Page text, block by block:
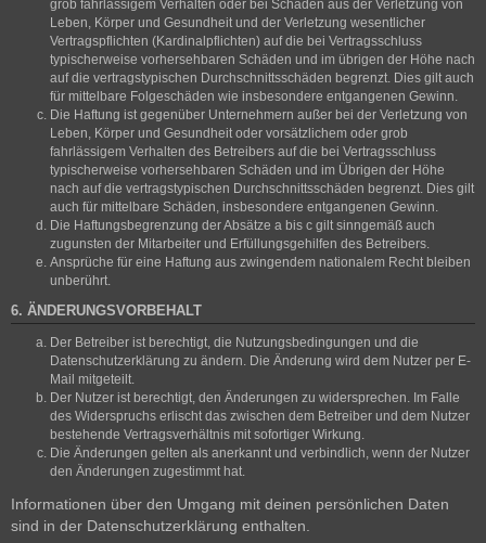
grob fahrlässigem Verhalten oder bei Schäden aus der Verletzung von
Leben, Körper und Gesundheit und der Verletzung wesentlicher
Vertragspflichten (Kardinalpflichten) auf die bei Vertragsschluss
typischerweise vorhersehbaren Schäden und im übrigen der Höhe nach
auf die vertragstypischen Durchschnittsschäden begrenzt. Dies gilt auch
für mittelbare Folgeschäden wie insbesondere entgangenen Gewinn.
Die Haftung ist gegenüber Unternehmern außer bei der Verletzung von
Leben, Körper und Gesundheit oder vorsätzlichem oder grob
fahrlässigem Verhalten des Betreibers auf die bei Vertragsschluss
typischerweise vorhersehbaren Schäden und im Übrigen der Höhe
nach auf die vertragstypischen Durchschnittsschäden begrenzt. Dies gilt
auch für mittelbare Schäden, insbesondere entgangenen Gewinn.
Die Haftungsbegrenzung der Absätze a bis c gilt sinngemäß auch
zugunsten der Mitarbeiter und Erfüllungsgehilfen des Betreibers.
Ansprüche für eine Haftung aus zwingendem nationalem Recht bleiben
unberührt.
6. ÄNDERUNGSVORBEHALT
Der Betreiber ist berechtigt, die Nutzungsbedingungen und die
Datenschutzerklärung zu ändern. Die Änderung wird dem Nutzer per E-
Mail mitgeteilt.
Der Nutzer ist berechtigt, den Änderungen zu widersprechen. Im Falle
des Widerspruchs erlischt das zwischen dem Betreiber und dem Nutzer
bestehende Vertragsverhältnis mit sofortiger Wirkung.
Die Änderungen gelten als anerkannt und verbindlich, wenn der Nutzer
den Änderungen zugestimmt hat.
Informationen über den Umgang mit deinen persönlichen Daten
sind in der Datenschutzerklärung enthalten.